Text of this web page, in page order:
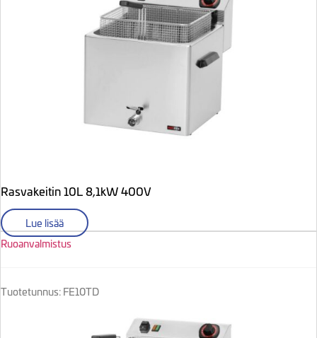
Rasvakeitin 10L 8,1kW 400V
Lue lisää
Ruoanvalmistus
Tuotetunnus: FE10TD